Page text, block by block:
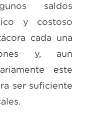
saldos
y costoso
cada una
y, aun
este
ser suficiente